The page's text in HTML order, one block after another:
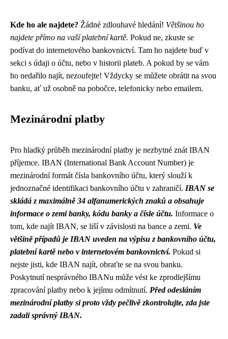
Kde ho ale najdete? Žádné zdlouhavé hledání! Většinou ho
najdete přímo na vaší platební kartě. Pokud ne, zkuste se
podívat do internetového bankovnictví. Tam ho najdete buď v
sekci s údaji o účtu, nebo v historii plateb. A pokud by se vám
ho nedařilo najít, nezoufejte! Vždycky se můžete obrátit na svou
banku, ať už osobně na pobočce, telefonicky nebo emailem.
Mezinárodní platby
Pro hladký průběh mezinárodní platby je nezbytné znát IBAN
příjemce. IBAN (International Bank Account Number) je
mezinárodní formát čísla bankovního účtu, který slouží k
jednoznačné identifikaci bankovního účtu v zahraničí. IBAN se
skládá z maximálně 34 alfanumerických znaků a obsahuje
informace o zemi banky, kódu banky a čísle účtu. Informace o
tom, kde najít IBAN, se liší v závislosti na bance a zemi. Ve
většině případů je IBAN uveden na výpisu z bankovního účtu,
platební kartě nebo v internetovém bankovnictví. Pokud si
nejste jisti, kde IBAN najít, obraťte se na svou banku.
Poskytnutí nesprávného IBANu může vést ke zprodlejšímu
zpracování platby nebo k jejímu odmítnutí. Před odesláním
mezinárodní platby si proto vždy pečlivě zkontrolujte, zda jste
zadali správný IBAN.